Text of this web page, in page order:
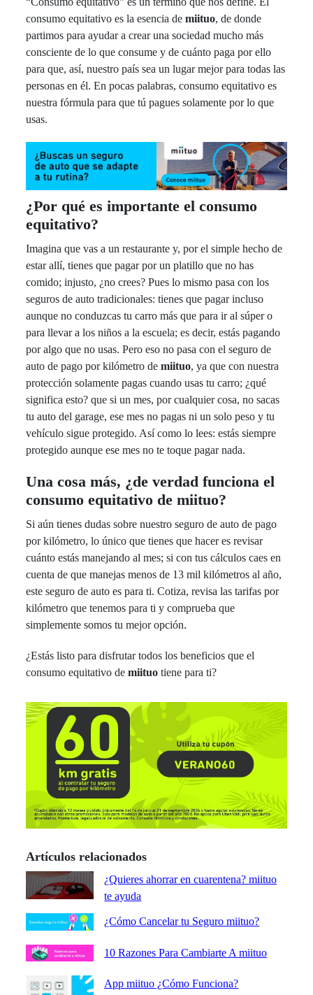
consumo equitativo es la esencia demiituo, de donde
partimos para ayudar a crear una sociedad mucho más
consciente de lo que consume y de cuánto paga por ello
para que, así, nuestro país sea un lugar mejor para todas las
personas en él. En pocas palabras, consumo equitativo es
nuestra fórmula para que tú pagues solamente por lo que
usas.
¿Por qué es importante el consumo
equitativo?
Imagina que vas a un restaurante y, por el simple hecho de
estar allí, tienes que pagar por un platillo que no has
comido; injusto, ¿no crees? Pues lo mismo pasa con los
seguros de auto tradicionales: tienes que pagar incluso
aunque no conduzcas tu carro más que para ir al súper o
para llevar a los niños a la escuela; es decir, estás pagando
por algo que no usas. Pero eso no pasa con el seguro de
auto de pago por kilómetro demiituo, ya que con nuestra
protección solamente pagas cuando usas tu carro; ¿qué
significa esto? que si un mes, por cualquier cosa, no sacas
tu auto del garage, ese mes no pagas ni un solo peso y tu
vehículo sigue protegido. Así como lo lees: estás siempre
protegido aunque ese mes no te toque pagar nada.
Una cosa más, ¿de verdad funciona el
consumo equitativo demiituo?
Si aún tienes dudas sobre nuestro seguro de auto de pago
por kilómetro, lo único que tienes que hacer es revisar
cuánto estás manejando al mes; si con tus cálculos caes en
cuenta de que manejas menos de 13 mil kilómetros al año,
este seguro de auto es para ti. Cotiza, revisa las tarifas por
kilómetro que tenemos para ti y comprueba que
simplemente somos tu mejor opción.
¿Estás listo para disfrutar todos los beneficios que el
consumo equitativo demiituo tiene para ti?
Artículos relacionados
¿Quieres ahorrar en cuarentena? miituo
te ayuda
¿Cómo Cancelar tu Seguro miituo?
10 Razones Para Cambiarte A miituo
App miituo ¿Cómo Funciona?